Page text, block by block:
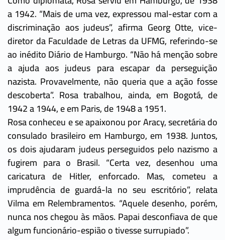
a 1942. “Mais de uma vez, expressou mal-estar com a
discriminação aos judeus”, afirma Georg Otte, vice-
diretor da Faculdade de Letras da UFMG, referindo-se
ao inédito Diário de Hamburgo. “Não há menção sobre
a ajuda aos judeus para escapar da perseguição
nazista. Provavelmente, não queria que a ação fosse
descoberta”. Rosa trabalhou, ainda, em Bogotá, de
1942 a 1944, e em Paris, de 1948 a 1951.
Rosa conheceu e se apaixonou por Aracy, secretária do
consulado brasileiro em Hamburgo, em 1938. Juntos,
os dois ajudaram judeus perseguidos pelo nazismo a
fugirem para o Brasil. “Certa vez, desenhou uma
caricatura de Hitler, enforcado. Mas, cometeu a
imprudência de guardá-la no seu escritório”, relata
Vilma em Relembramentos. “Aquele desenho, porém,
nunca nos chegou às mãos. Papai desconfiava de que
algum funcionário-espião o tivesse surrupiado”.